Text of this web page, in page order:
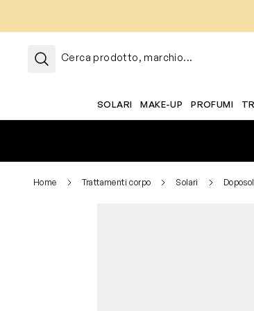
Cerca prodotto, marchio...
SOLARI MAKE-UP PROFUMI
Home Trattamenti corpo Solari